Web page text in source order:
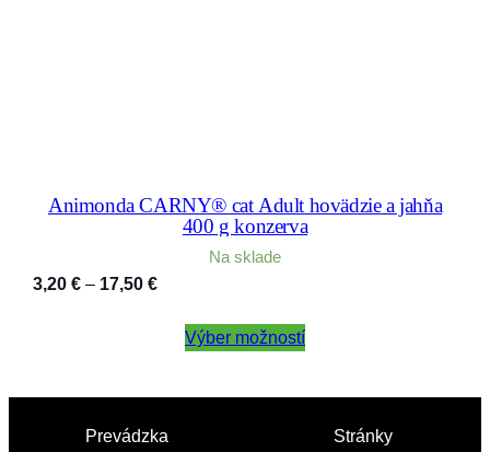
Animonda CARNY® cat Adult hovädzie a jahňa
400 g konzerva
Na sklade
3,20 € – 17,50 €Price
3,20 €Výber možností
Prevádzka
Stránky